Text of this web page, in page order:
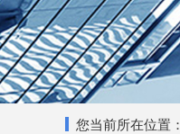
您当前所在位置：